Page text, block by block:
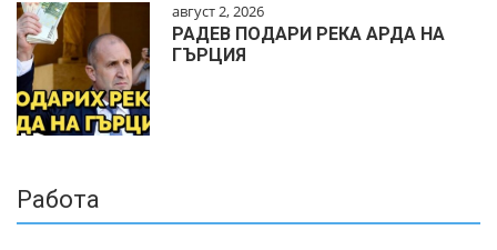
август 2, 2026
РАДЕВ ПОДАРИ РЕКА АРДА НА
ГЪРЦИЯ
Работа